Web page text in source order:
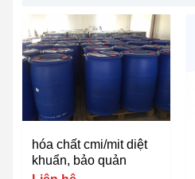
hóa chất cmi/mit diệt
khuẩn, bảo quản